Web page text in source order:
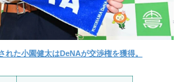
れた小園健太はDeNAが交渉権を獲得。